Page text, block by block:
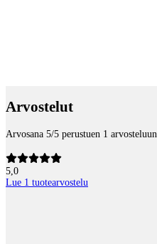
Arvostelut
Arvosana 5/5 perustuen 1 arvosteluun
5,0
Lue 1 tuotearvostelu